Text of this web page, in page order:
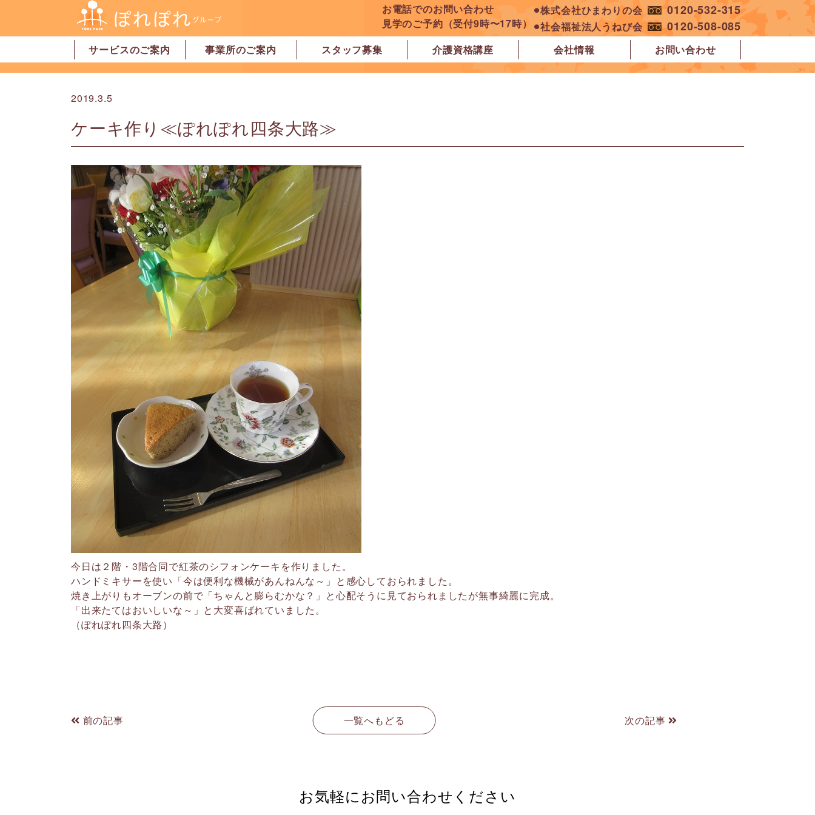
お電話でのお問い合わせ
見学のご予約（受付9時〜17時）
⚫︎株式会社ひまわりの会 0120-532-315
⚫︎社会福祉法人うねび会 0120-508-085
サービスのご案内
居宅介護支援
訪問介護
訪問看護
デイサービス
グループホーム
地域密着型特別養護老人ホーム
ショートステイ
有料老人ホーム
サービス付高齢者向け住宅
家事代行サービス
「認可」小規模保育園
事業所のご案内
事業所一覧・奈良市
ぽれぽれ学園前レジデンス
ぽれぽれ登美ヶ丘
ぽれぽれ四条大路
ぽれぽれ東登美ヶ丘
ぽれぽれケアセンター青山
事業所一覧・橿原市 ぽれぽれ中和
ぽれぽれ橿原在宅支援相談センター
ぽれぽれケアセンター 白橿
ぽれぽれ白橿コンフォート
ぽれぽれ八木西スクエア
橿原市地域包括支援センター北エリア
スタッフ募集 介護資格講座 会社情報 お問い合わせ
2019.3.5
ケーキ作り≪ぽれぽれ四条大路≫
今日は２階・3階合同で紅茶のシフォンケーキを作りました。
ハンドミキサーを使い「今は便利な機械があんねんな～」と感心しておられました。
焼き上がりもオーブンの前で「ちゃんと膨らむかな？」と心配そうに見ておられましたが無事綺麗に完成。
「出来たてはおいしいな～」と大変喜ばれていました。
（ぽれぽれ四条大路）
前の記事 一覧へもどる 次の記事
お気軽にお問い合わせください